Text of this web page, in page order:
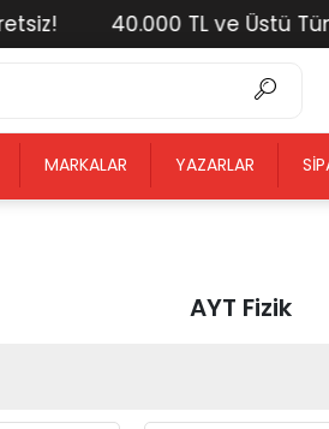
40.000 TL ve Üstü Tüm
MARKALAR YAZARLAR
AYT Fizik